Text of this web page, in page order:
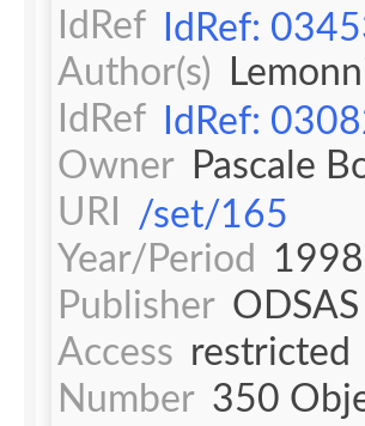
IdRef
IdRef:
Author(s)
IdRef
IdRef:
Owner
Pascale
URI
/set/165
Year/Period
1998
Publisher ODSAS
Access restricted
Number 350